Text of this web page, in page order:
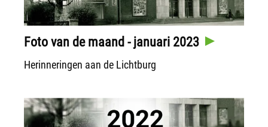
Foto van de maand - januari 2023
Herinneringen aan de Lichtburg